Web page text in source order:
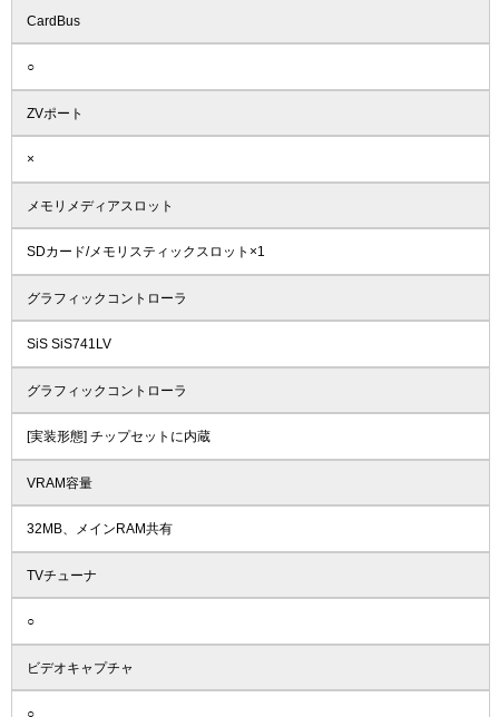
CardBus
○
ZVポート
×
メモリメディアスロット
SDカード/メモリスティックスロット×1
グラフィックコントローラ
SiS SiS741LV
グラフィックコントローラ
[実装形態] チップセットに内蔵
VRAM容量
32MB、メインRAM共有
TVチューナ
○
ビデオキャプチャ
○